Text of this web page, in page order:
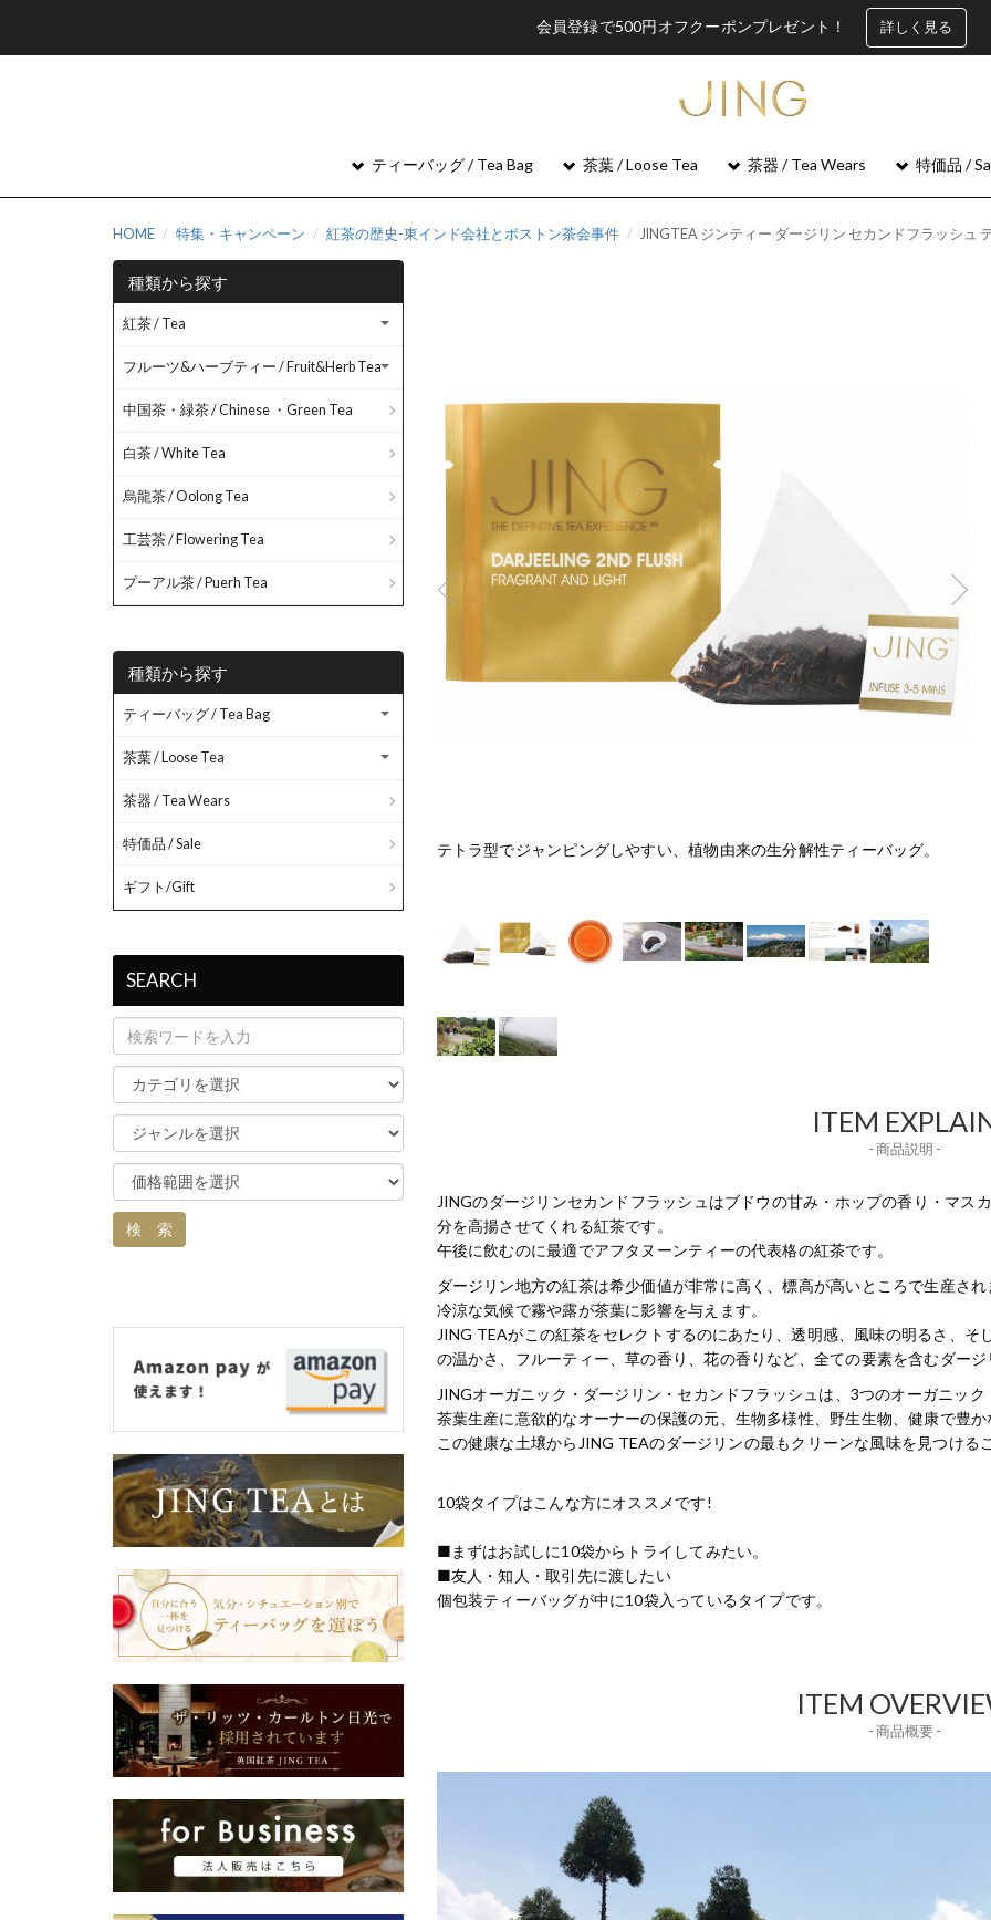
会員登録で500円オフクーポンプレゼント！ 詳しく見る
ティーバッグ / Tea Bag 茶葉 / Loose Tea 茶器 / Tea Wears 特価品 /
HOME 特集・キャンペーン 紅茶の歴史-東インド会社とボストン茶会事件 JINGTEA ジンティー ダージリン セカンドフラッシュ
おり茶葉の鮮度を保ちます。商品は10袋をパウチの袋に入 テトラ型でジャンピングしやすい、植物由来の生分解性ティーバッグ。
ITEM
- 商品説明 -
JINGのダージリンセカンドフラッシュはブドウの甘み・ホップの香り・マス
分を高揚させてくれる紅茶です。
午後に飲むのに最適でアフタヌーンティーの代表格の紅茶です。
ダージリン地方の紅茶は希少価値が非常に高く、標高が高いところで生産さ
冷涼な気候で霧や露が茶葉に影響を与えます。
JING TEAがこの紅茶をセレクトするのにあたり、透明感、風味の明るさ、
の温かさ、フルーティー、草の香り、花の香りなど、全ての要素を含むダー
JINGオーガニック・ダージリン・セカンドフラッシュは、3つのオーガニッ
茶葉生産に意欲的なオーナーの保護の元、生物多様性、野生生物、健康で豊
この健康な土壌からJING TEAのダージリンの最もクリーンな風味を見つける
10袋タイプはこんな方にオススメです!
■まずはお試しに10袋からトライしてみたい。
■友人・知人・取引先に渡したい
個包装ティーバッグが中に10袋入っているタイプです。
ITEM
- 商品概要 -
種類から探す
紅茶 / Tea
フルーツ&ハーブティー / Fruit&Herb Tea
中国茶・緑茶 / Chinese ・Green Tea
白茶 / White Tea
烏龍茶 / Oolong Tea
工芸茶 / Flowering Tea
プーアル茶 / Puerh Tea
種類から探す
ティーバッグ / Tea Bag
茶葉 / Loose Tea
茶器 / Tea Wears
特価品 / Sale
ギフト/Gift
SEARCH